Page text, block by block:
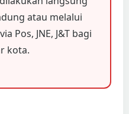
atau melalui
Pos, JNE, J&T bagi
kota.